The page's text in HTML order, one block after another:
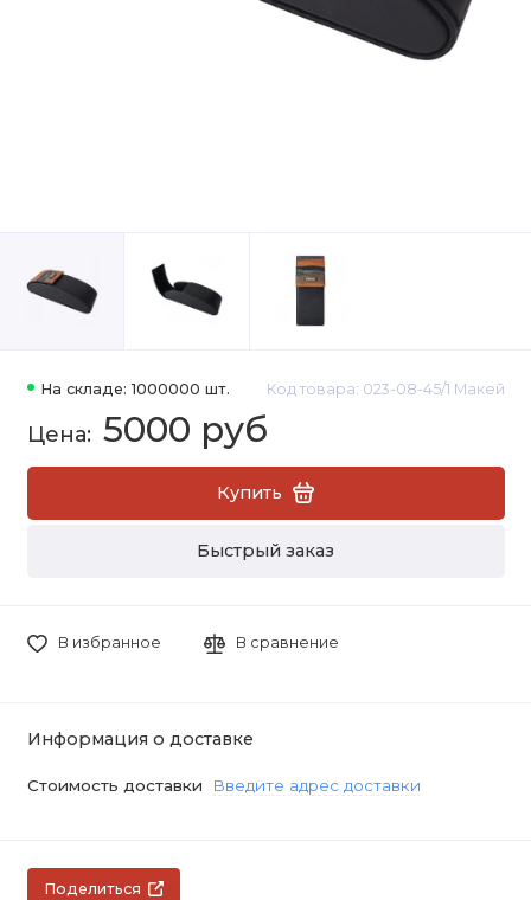
На складе: 1000000 шт. Код товара: 023-08-45/1 Макей
5000 руб
Купить
Быстрый заказ
В избранное В сравнение
Информация о доставке
Стоимость доставки Введите адрес доставки
Поделиться